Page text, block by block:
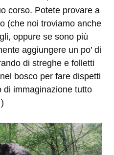
corso. Potete provare a
(che noi troviamo anche
oppure se sono più
aggiungere un po’ di
di streghe e folletti
bosco per fare dispetti
di immaginazione tutto